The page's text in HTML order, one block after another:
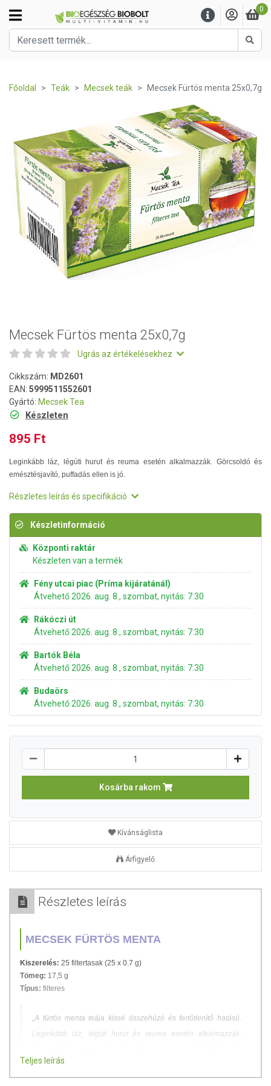
0
Főoldal Teák Mecsek teák Mecsek Fürtös menta 25x0,7g
Mecsek Fürtös menta 25x0,7g
Ugrás az értékelésekhez
Cikkszám: MD2601
EAN: 5999511552601
Gyártó: Mecsek Tea
Készleten
895 Ft
Leginkább láz, légúti hurut és reuma esetén alkalmazzák. Görcsoldó és
emésztésjavító, puffadás ellen is jó.
Részletes leírás és specifikáció
Készletinformáció
Központi raktár
Készleten van a termék
Fény utcai piac (Príma kijáratánál)
Átvehető 2026. aug. 8., szombat, nyitás: 7:30
Rákóczi út
Átvehető 2026. aug. 8., szombat, nyitás: 7:30
Bartók Béla
Átvehető 2026. aug. 8., szombat, nyitás: 7:30
Budaörs
Átvehető 2026. aug. 8., szombat, nyitás: 7:30
Kosárba rakom
Kívánságlista
Árfigyelő
Részletes leírás
MECSEK FÜRTÖS MENTA
Kiszerelés: 25 filtertasak (25 x 0.7 g)
Tömeg: 17,5 g
Típus: filteres
„A fürtös menta teája kissé összehúzó és fertőtlenítő hatású.
Leginkább láz, légúti hurut és reuma esetén alkalmazzák.
László Gy.)
Teljes leírás